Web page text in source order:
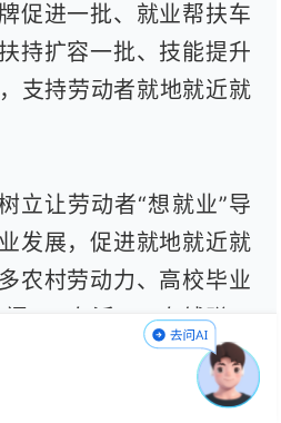
促进一批、就业帮扶车
持扩容一批、技能提升
支持劳动者就地就近就
立让劳动者“想就业”导
发展，促进就地就近就
农村劳动力、高校毕业
口”“有活干、有钱赚、
群众的获得感、幸福感、